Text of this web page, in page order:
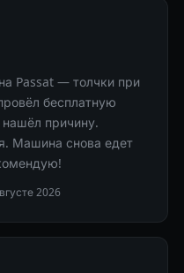
Passat — толчки при
бесплатную
нашёл причину.
Машина снова едет
2026